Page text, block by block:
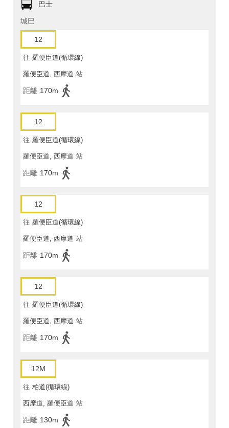
巴士
城巴
12
往 羅便臣道(循環線)
羅便臣道, 西摩道 站
距離 170m
12
往 羅便臣道(循環線)
羅便臣道, 西摩道 站
距離 170m
12
往 羅便臣道(循環線)
羅便臣道, 西摩道 站
距離 170m
12
往 羅便臣道(循環線)
羅便臣道, 西摩道 站
距離 170m
12M
往 柏道(循環線)
西摩道, 羅便臣道 站
距離 130m